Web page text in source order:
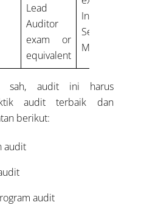
Lead
Auditor
exam or
equivalent
Information
Security
Management
sah, audit ini harus
audit terbaik dan
berikut:
audit
audit